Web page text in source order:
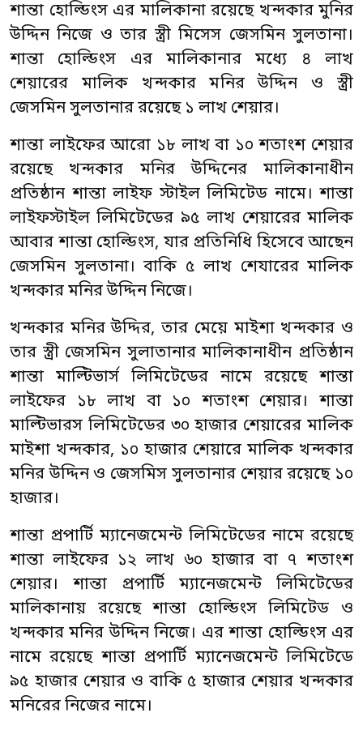
শান্তা হোল্ডিংস এর মালিকানা রয়েছে খন্দকার মুনির
উদ্দিন নিজে ও তার স্ত্রী মিসেস জেসমিন সুলতানা।
শান্তা হোল্ডিংস এর মালিকানার মধ্যে ৪ লাখ
শেয়ারের মালিক খন্দকার মনির উদ্দিন ও স্ত্রী
জেসমিন সুলতানার রয়েছে ১ লাখ শেয়ার।
শান্তা লাইফের আরো ১৮ লাখ বা ১০ শতাংশ শেয়ার
রয়েছে খন্দকার মনির উদ্দিনের মালিকানাধীন
প্রতিষ্ঠান শান্তা লাইফ স্টাইল লিমিটেড নামে। শান্তা
লাইফস্টাইল লিমিটেডের ৯৫ লাখ শেয়ারের মালিক
আবার শান্তা হোল্ডিংস, যার প্রতিনিধি হিসেবে আছেন
জেসমিন সুলতানা। বাকি ৫ লাখ শেযারের মালিক
খন্দকার মনির উদ্দিন নিজে।
খন্দকার মনির উদ্দির, তার মেয়ে মাইশা খন্দকার ও
তার স্ত্রী জেসমিন সুলাতানার মালিকানাধীন প্রতিষ্ঠান
শান্তা মাল্টিভার্স লিমিটেডের নামে রয়েছে শান্তা
লাইফের ১৮ লাখ বা ১০ শতাংশ শেয়ার। শান্তা
মাল্টিভারস লিমিটেডের ৩০ হাজার শেয়ারের মালিক
মাইশা খন্দকার, ১০ হাজার শেয়ারে মালিক খন্দকার
মনির উদ্দিন ও জেসমিস সুলতানার শেয়ার রয়েছে ১০
হাজার।
শান্তা প্রপার্টি ম্যানেজমেন্ট লিমিটেডের নামে রয়েছে
শান্তা লাইফের ১২ লাখ ৬০ হাজার বা ৭ শতাংশ
শেয়ার। শান্তা প্রপার্টি ম্যানেজমেন্ট লিমিটেডের
মালিকানায় রয়েছে শান্তা হোল্ডিংস লিমিটেড ও
খন্দকার মনির উদ্দিন নিজে। এর শান্তা হোল্ডিংস এর
নামে রয়েছে শান্তা প্রপার্টি ম্যানেজমেন্ট লিমিটেডে
৯৫ হাজার শেয়ার ও বাকি ৫ হাজার শেয়ার খন্দকার
মনিরের নিজের নামে।